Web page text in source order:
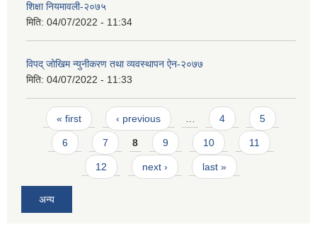
शिक्षा नियमावली-२०७५
मिति: 04/07/2022 - 11:34
विपद् जोखिम न्युनीकरण तथा व्यवस्थापन ऐन-२०७७
मिति: 04/07/2022 - 11:33
Pages
« first ‹ previous 4 5
6 7 8 9 10 11
12 next › last »
अन्य